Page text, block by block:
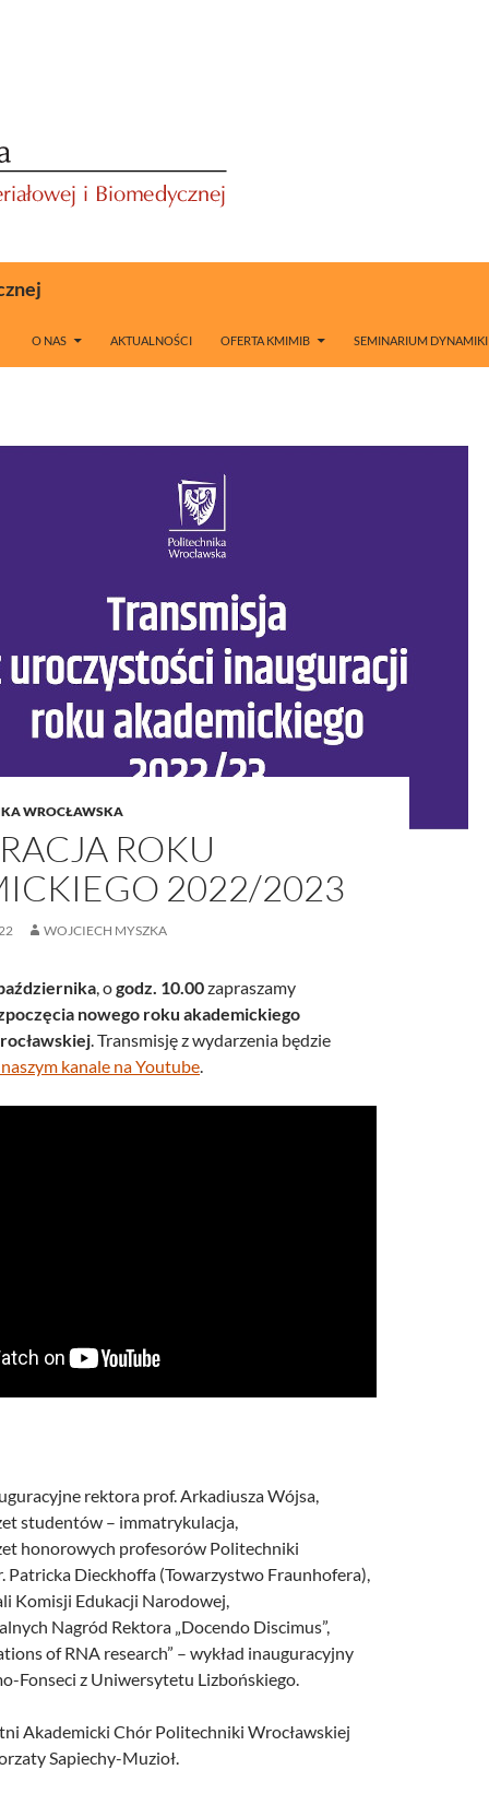
O NAS AKTUALNOŚCI OFERTA KMIMIB SEMINARIUM DYNAMIKI
WROCŁAWSKA
ROKU
2022/2023
WOJCIECH MYSZKA
, ogodz. 10.00zapraszamy
nowego roku akademickiego
. Transmisję z wydarzenia będzie
kanale na Youtube.
rektora prof. Arkadiusza Wójsa,
studentów – immatrykulacja,
honorowych profesorów Politechniki
Patricka Dieckhoffa (Towarzystwo Fraunhofera),
Komisji Edukacji Narodowej,
Nagród Rektora „Docendo Discimus”,
of RNA research” – wykład inauguracyjny
Fonseci z Uniwersytetu Lizbońskiego.
Akademicki Chór Politechniki Wrocławskiej
Sapiechy-Muzioł.